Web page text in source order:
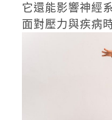
它還能影響神經
面對壓力與疾病